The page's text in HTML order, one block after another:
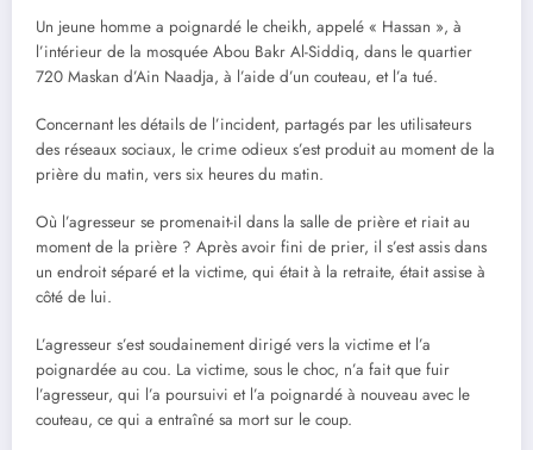
Un jeune homme a poignardé le cheikh, appelé « Hassan », à
l’intérieur de la mosquée Abou Bakr Al-Siddiq, dans le quartier
720 Maskan d’Ain Naadja, à l’aide d’un couteau, et l’a tué.
Concernant les détails de l’incident, partagés par les utilisateurs
des réseaux sociaux, le crime odieux s’est produit au moment de la
prière du matin, vers six heures du matin.
Où l’agresseur se promenait-il dans la salle de prière et riait au
moment de la prière ? Après avoir fini de prier, il s’est assis dans
un endroit séparé et la victime, qui était à la retraite, était assise à
côté de lui.
L’agresseur s’est soudainement dirigé vers la victime et l’a
poignardée au cou. La victime, sous le choc, n’a fait que fuir
l’agresseur, qui l’a poursuivi et l’a poignardé à nouveau avec le
couteau, ce qui a entraîné sa mort sur le coup.